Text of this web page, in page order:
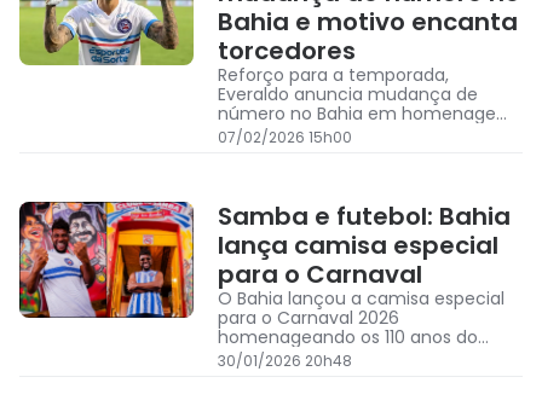
Bahia e motivo encanta
torcedores
Reforço para a temporada,
Everaldo anuncia mudança de
número no Bahia em homenagem
a data histórica
07/02/2026 15h00
Samba e futebol: Bahia
lança camisa especial
para o Carnaval
O Bahia lançou a camisa especial
para o Carnaval 2026
homenageando os 110 anos do
Samba e tendo o cantor Beto
Jamaica como modelo da
30/01/2026 20h48